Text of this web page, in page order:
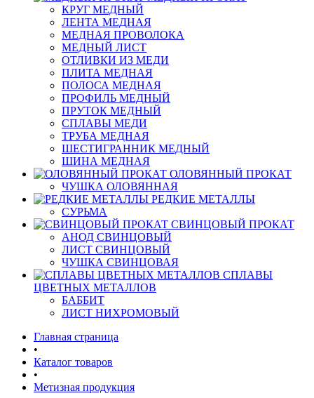
КРУГ МЕДНЫЙ
ЛЕНТА МЕДНАЯ
МЕДНАЯ ПРОВОЛОКА
МЕДНЫЙ ЛИСТ
ОТЛИВКИ ИЗ МЕДИ
ПЛИТА МЕДНАЯ
ПОЛОСА МЕДНАЯ
ПРОФИЛЬ МЕДНЫЙ
ПРУТОК МЕДНЫЙ
СПЛАВЫ МЕДИ
ТРУБА МЕДНАЯ
ШЕСТИГРАННИК МЕДНЫЙ
ШИНА МЕДНАЯ
ОЛОВЯННЫЙ ПРОКАТ
ЧУШКА ОЛОВЯННАЯ
РЕДКИЕ МЕТАЛЛЫ
СУРЬМА
СВИНЦОВЫЙ ПРОКАТ
АНОД СВИНЦОВЫЙ
ЛИСТ СВИНЦОВЫЙ
ЧУШКА СВИНЦОВАЯ
СПЛАВЫ
ЦВЕТНЫХ МЕТАЛЛОВ
БАББИТ
ЛИСТ НИХРОМОВЫЙ
Главная страница
•
Каталог товаров
•
Метизная продукция